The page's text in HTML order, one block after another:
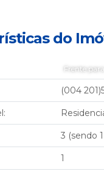
do
Frente
(004
3 (sendo
1